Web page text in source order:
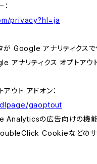
privacy?hl=ja
が Google アナリティクス
ナリティクス オプトアウト
ウト アドオン：
gaoptout
Analyticsの広告向けの機
Cookieなどの